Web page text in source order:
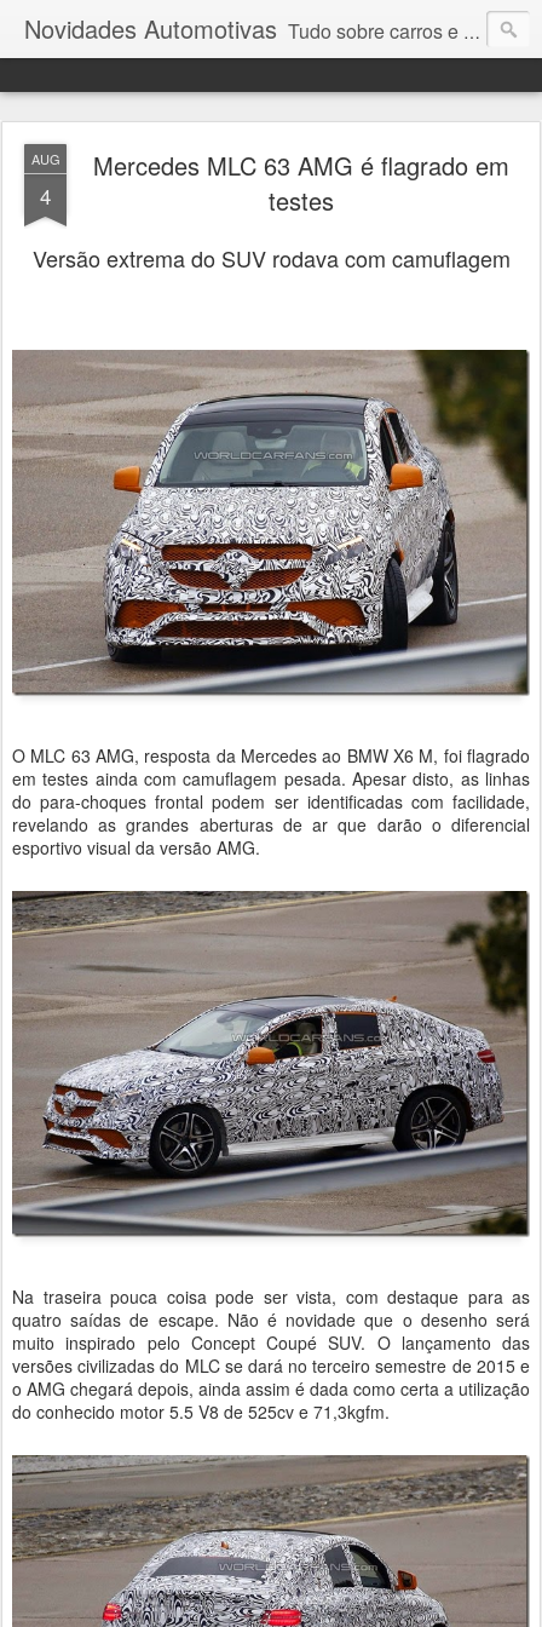
Novidades Automotivas Tudo sobre carros e motores
AUG
4
Mercedes MLC 63 AMG é flagrado em
testes
Versão extrema do SUV rodava com camuflagem
O MLC 63 AMG, resposta da Mercedes ao BMW X6 M, foi flagrado
em testes ainda com camuflagem pesada. Apesar disto, as linhas
do para-choques frontal podem ser identificadas com facilidade,
revelando as grandes aberturas de ar que darão o diferencial
esportivo visual da versão AMG.
Na traseira pouca coisa pode ser vista, com destaque para as
quatro saídas de escape. Não é novidade que o desenho será
muito inspirado pelo Concept Coupé SUV. O lançamento das
versões civilizadas do MLC se dará no terceiro semestre de 2015 e
o AMG chegará depois, ainda assim é dada como certa a utilização
do conhecido motor 5.5 V8 de 525cv e 71,3kgfm.